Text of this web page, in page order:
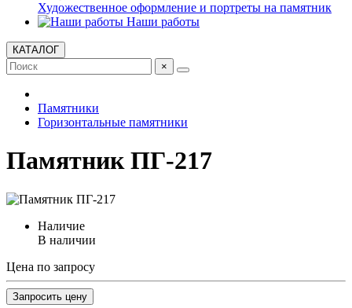
Художественное оформление и портреты на памятник
Наши работы
КАТАЛОГ
×
Памятники
Горизонтальные памятники
Памятник ПГ-217
Наличие
В наличии
Цена по запросу
Запросить цену